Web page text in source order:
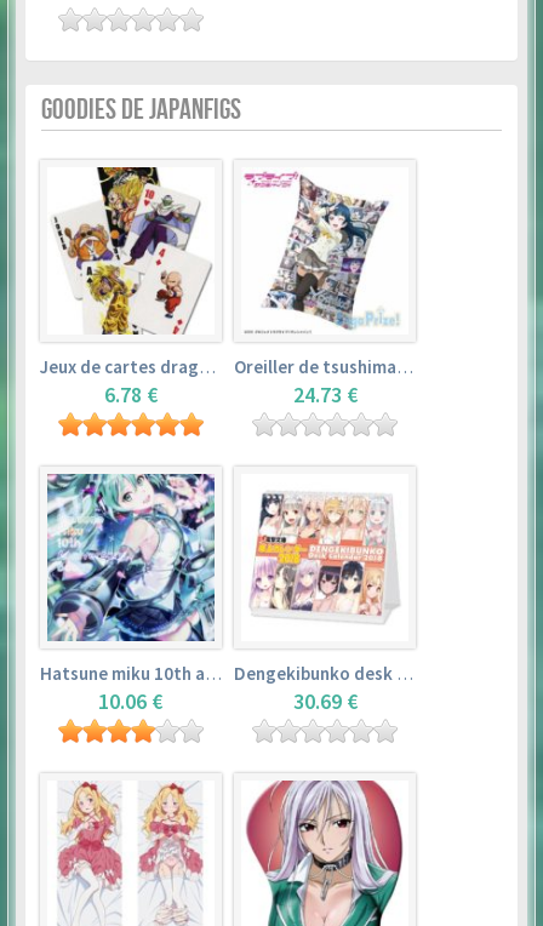
GOODIES DE JAPANFIGS
Jeux de cartes dragon ball
6.78 €
Oreiller de tsushima yoshiko (35cm×53cm) – love live! sunshine!!
24.73 €
Hatsune miku 10th anniversary book
10.06 €
Dengekibunko desk calendar 2018
30.69 €